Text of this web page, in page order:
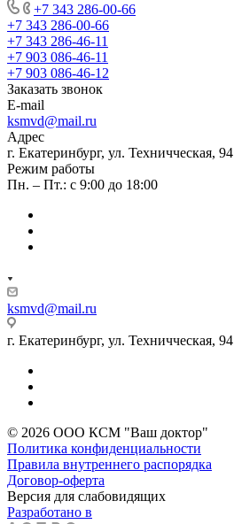
+7 343 286-00-66
+7 343 286-00-66
+7 343 286-46-11
+7 903 086-46-11
+7 903 086-46-12
Заказать звонок
E-mail
ksmvd@mail.ru
Адрес
г. Екатеринбург, ул. Техничческая, 94
Режим работы
Пн. – Пт.: с 9:00 до 18:00
ksmvd@mail.ru
г. Екатеринбург, ул. Техничческая, 94
© 2026 ООО КСМ "Ваш доктор"
Политика конфиденциальности
Правила внутреннего распорядка
Договор-оферта
Версия для слабовидящих
Разработано в